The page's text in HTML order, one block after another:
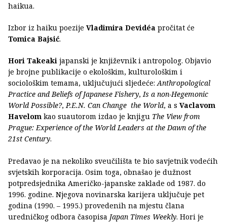
haikua.
Izbor iz haiku poezije Vladimira Devidéa pročitat će
Tomica Bajsić.
Hori Takeaki japanski je književnik i antropolog. Objavio
je brojne publikacije o ekološkim, kulturološkim i
sociološkim temama, uključujući sljedeće: Anthropological
Practice and Beliefs of Japanese Fishery, Is a non-Hegemonic
World Possible?, P.E.N. Can Change the World, a s Vaclavom
Havelom kao suautorom izdao je knjigu The View from
Prague: Experience of the World Leaders at the Dawn of the
21st Century.
Predavao je na nekoliko sveučilišta te bio savjetnik vodećih
svjetskih korporacija. Osim toga, obnašao je dužnost
potpredsjednika Američko-japanske zaklade od 1987. do
1996. godine. Njegova novinarska karijera uključuje pet
godina (1990. – 1995.) provedenih na mjestu člana
uredničkog odbora časopisa Japan Times Weekly. Hori je